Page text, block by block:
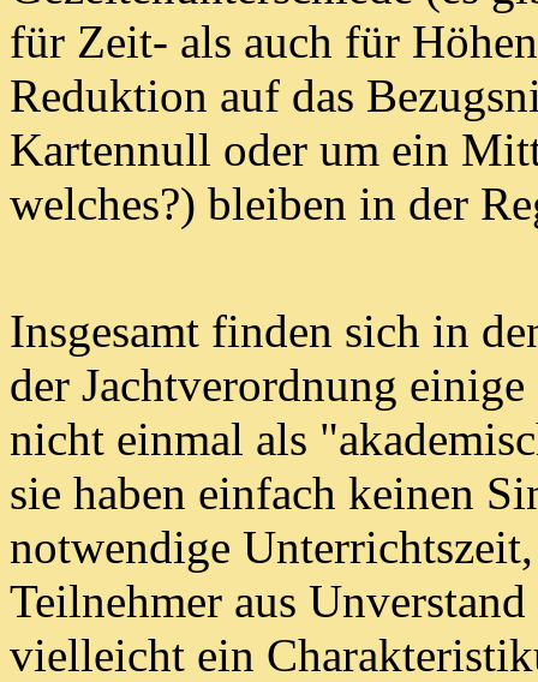
für Zeit- als auch für
Reduktion auf das
Kartennull oder um ein
welches?) bleiben in der
Insgesamt finden sich in
der Jachtverordnung einige
nicht einmal als
sie haben einfach keinen
notwendige
Teilnehmer aus
vielleicht ein